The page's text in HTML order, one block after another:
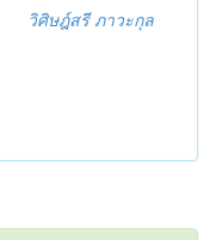
วิศิษฎ์สรี ภาวะกุล